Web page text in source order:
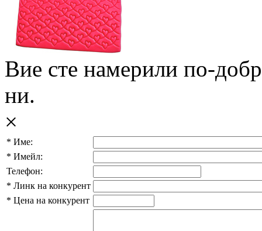
Вие сте намерили по-
ни.
×
* Име:
* Имейл:
Телефон:
* Линк на конкурент
* Цена на конкурент